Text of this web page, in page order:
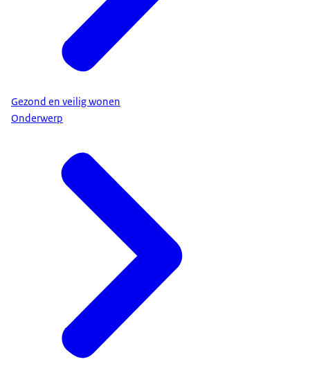
Gezond en veilig wonen
Onderwerp